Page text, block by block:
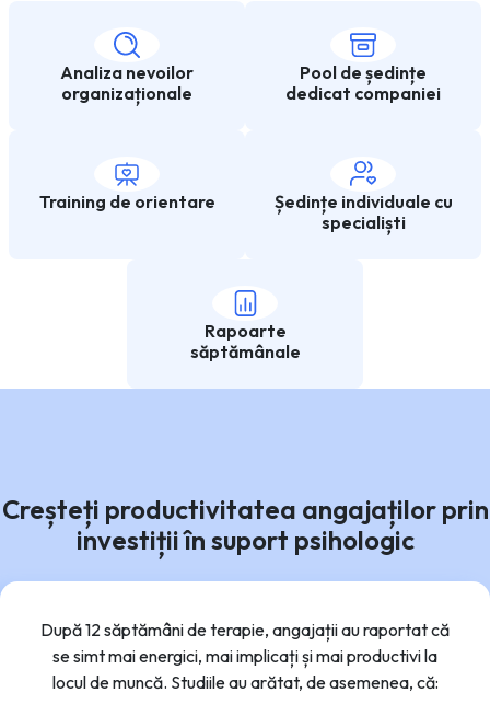
Analiza nevoilor
organizaționale
Pool de ședințe
dedicat companiei
Training de orientare
Ședințe individuale cu
specialiști
Rapoarte
săptămânale
Creșteți productivitatea angajaților prin
investiții în suport psihologic
După 12 săptămâni de terapie, angajații au raportat că
se simt mai energici, mai implicați și mai productivi la
locul de muncă. Studiile au arătat, de asemenea, că: